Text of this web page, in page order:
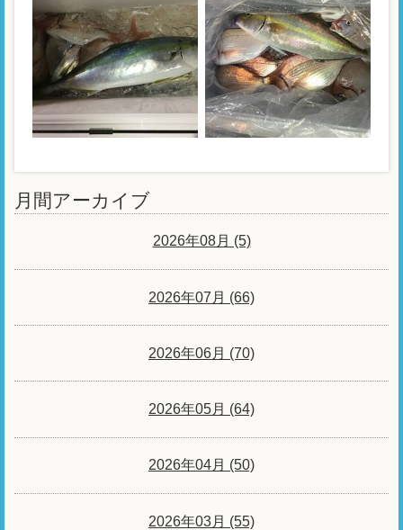
月間アーカイブ
2026年08月 (5)
2026年07月 (66)
2026年06月 (70)
2026年05月 (64)
2026年04月 (50)
2026年03月 (55)